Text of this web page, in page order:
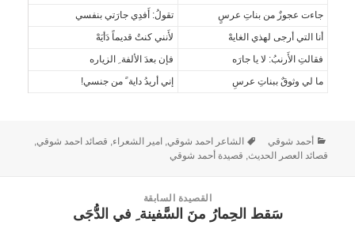
جاءت عجوزٌ من بناتِ عرسٍ
تقولُ: أَفدِي جارَتي بنفسي
أنا التي أرجى لهذي الغايهْ
لأَنني كنتُ قديماً دَأيَهْ
فقالتِ الأَرنبُ: لا يا جارَه
فإن بعدَ الألفة ِ الزياره
ما لي وثوقٌ ببناتِ عرسِ
إني أريدُ داية ً من جنسي!
أحمد شوقي الشاعر احمد شوقي, امير الشعراء, قصائد احمد شوقي,
قصائد العصر الحديث, قصيدة أحمد شوقي
القصيدة السابقة
سَقط الحِمارُ منَ السَّفينة ِ في الدُّجَى